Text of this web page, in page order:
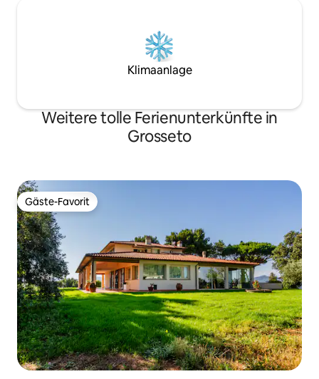
Klimaanlage
Weitere tolle Ferienunterkünfte in
Grosseto
Gäste-Favorit
Gäste-Favorit